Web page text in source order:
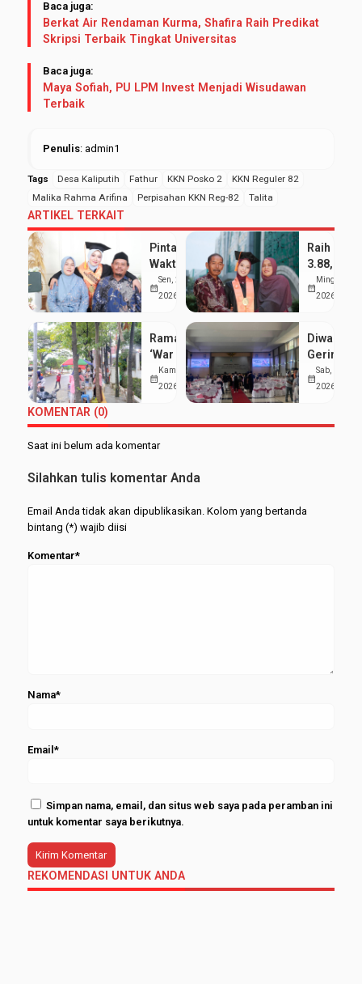
Baca juga:
Berkat Air Rendaman Kurma, Shafira Raih Predikat
Skripsi Terbaik Tingkat Universitas
Baca juga:
Maya Sofiah, PU LPM Invest Menjadi Wisudawan
Terbaik
Penulis: admin1
Tags Desa Kaliputih Fathur KKN Posko 2
KKN Reguler 82
Malika Rahma Arifina
Perpisahan KKN Reg-82 Talita
ARTIKEL TERKAIT
Pintar Bagi
Waktu
antara
Kuliah dan
Pondok,
Siti Nur
Aisyah
Sabet
Gelar
Wisudawan
calendar_month
Sen, 25 Mei
2026
Raih IPK
3.88,
Kumala
Dewi
dan
Prestasi
Akademik
Bisa
Serasi
calendar_month
Ming, 24
2026
Ramai
‘War Takjil’
di Sekitar
Kampus 3
Hemat
Merapat
calendar_month
Kam, 19 Mar
2026
Diwarnai
Gerimis,
UIN
calendar_month
Sab, 7 Feb
2026
KOMENTAR (0)
Saat ini belum ada komentar
Silahkan tulis komentar Anda
Email Anda tidak akan dipublikasikan. Kolom yang bertanda
bintang (*) wajib diisi
Komentar*
Nama*
Email*
Simpan nama, email, dan situs web saya pada peramban ini
untuk komentar saya berikutnya.
REKOMENDASI UNTUK ANDA